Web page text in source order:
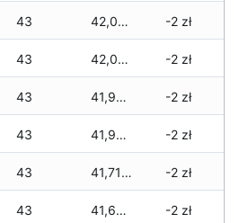
43 42,000 zł -2 zł
43 42,000 zł -2 zł
43 41,980 zł -2 zł
43 41,980 zł -2 zł
43 41,710 zł -2 zł
43 41,690 zł -2 zł